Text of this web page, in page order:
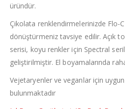
üründür.
Çikolata renklendirmelerinizde Flo-
dönüştürmeniz tavsiye edilir. Açık
serisi, koyu renkler için Spectral
geliştirilmiştir. El boyamalarında
Vejetaryenler ve veganlar için
bulunmaktadır